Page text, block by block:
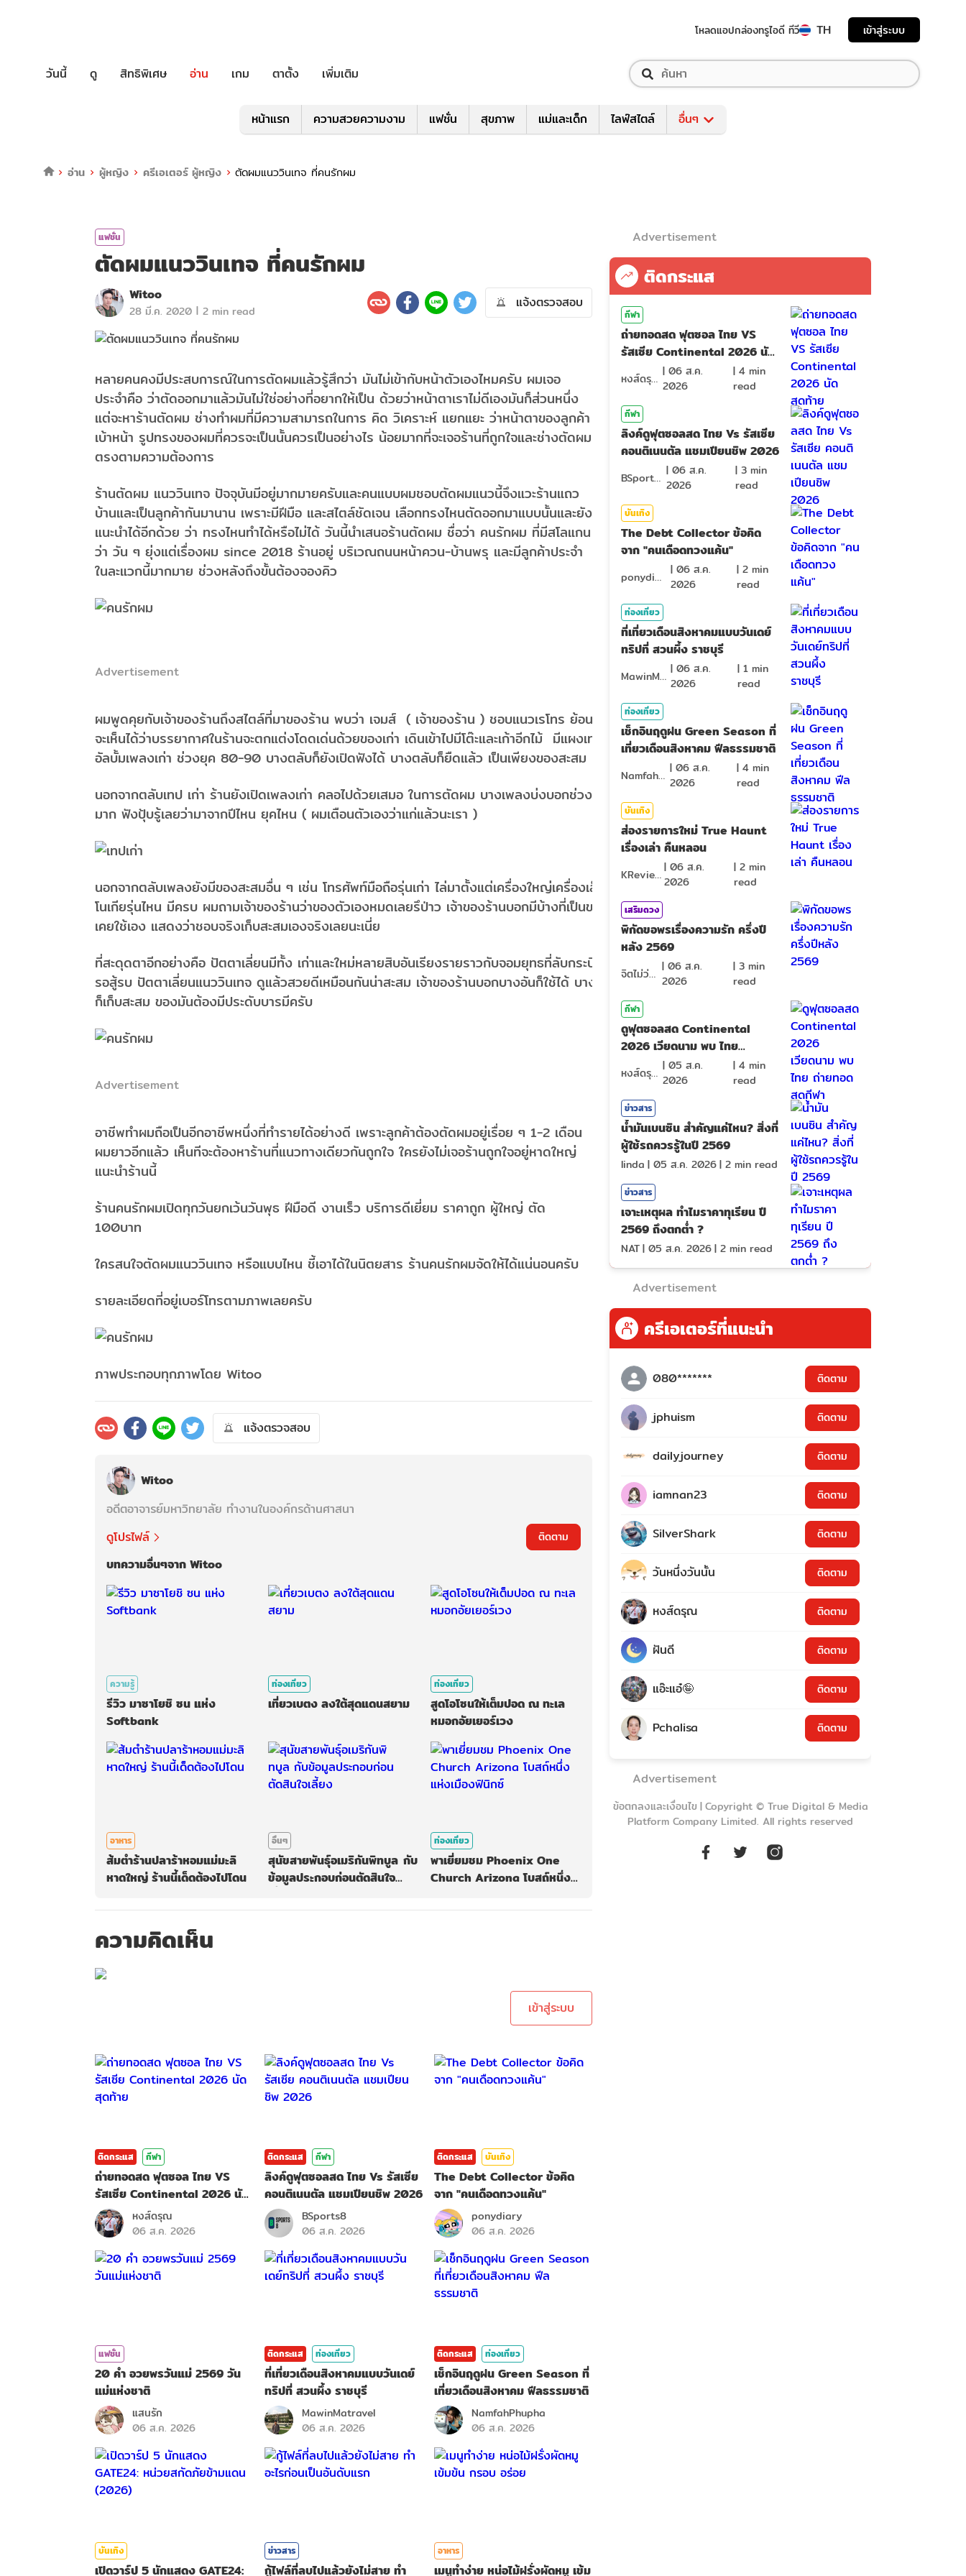
โหลดแอปกล่องทรูไอดี ทีวี TH เข้าสู่ระบบ
วันนี้ ดู สิทธิพิเศษ อ่าน เกม ตาตั้ง เพิ่มเติม
หน้าแรก ความสวยความงาม แฟชั่น สุขภาพ แม่และเด็ก ไลฟ์สไตล์ อื่นๆ
อ่าน ผู้หญิง ครีเอเตอร์ ผู้หญิง ตัดผมแนววินเทจ ที่คนรักผม
แฟชั่น
ตัดผมแนววินเทจ ที่คนรักผม
Witoo
28 มี.ค. 2020 | 2 min read แจ้งตรวจสอบ
หลายคนคงมีประสบการณ์ในการตัดผมแล้วรู้สึกว่า มันไม่เข้ากับหน้าตัวเองไหมครับ ผมเจอ
ประจำคือ ว่าตัดออกมาแล้วมันไม่ใช่อย่างที่อยากให้เป็น ด้วยว่าหน้าตาเราไม่ดีเองมันก็ส่วนหนึ่ง
แต่จะหาร้านตัดผม ช่างทำผมที่มีความสามารถในการ คิด วิเคราะห์ แยกแยะ ว่าหน้าตาของลูกค้า
เบ้าหน้า รูปทรงของผมที่ควรจะเป็นนั้นควรเป็นอย่างไร น้อยมากที่จะเจอร้านที่ถูกใจและช่างตัดผม
ตรงตามความต้องการ
ร้านตัดผม แนววินเทจ ปัจจุบันมีอยู่มากมายครับและคนแบบผมชอบตัดผมแนวนี้จึงแวะร้านแถว
บ้านและเป็นลูกค้ากันมานาน เพราะมีฝีมือ และสไตล์ชัดเจน เลือกทรงไหนตัดออกมาแบบนั้นและยัง
แนะนำได้อีกด้วย ว่า ทรงไหนทำได้หรือไม่ได้ วันนี้นำเสนอร้านตัดผม ชื่อว่า คนรักผม ที่มีสโลแกน
ว่า วัน ๆ ยุ่งแต่เรื่องผม since 2018 ร้านอยู่ บริเวณถนนหน้าควน-บ้านพรุ และมีลูกค้าประจำ
ในละแวกนี้มากมาย ช่วงหลังถึงขั้นต้องจองคิว
Advertisement
ผมพูดคุยกับเจ้าของร้านถึงสไตล์ที่มาของร้าน พบว่า เจมส์ ( เจ้าของร้าน ) ชอบแนวเรโทร ย้อนยุค
จะเห็นได้ว่าบรรยากาศในร้านจะตกแต่งโดดเด่นด้วยของเก่า เดินเข้าไปมีโต๊ะและเก้าอีกไม้ มีแผงเทป
อัลบั้มเพลงเก่า ช่วงยุค 80-90 บางตลับก็ยังเปิดฟังได้ บางตลับก็ยืดแล้ว เป็นเพียงของสะสม
นอกจากตลับเทป เก่า ร้านยังเปิดเพลงเก่า คลอไปด้วยเสมอ ในการตัดผม บางเพลงบ่งบอกช่วงอายุ
มาก ฟังปุ้บรู้เลยว่ามาจากปีไหน ยุคไหน ( ผมเตือนตัวเองว่าแก่แล้วนะเรา )
นอกจากตลับเพลงยังมีของสะสมอื่น ๆ เช่น โทรศัพท์มือถือรุ่นเก่า ไล่มาตั้งแต่เครื่องใหญ่เครื่องเล็ก
โนเกียรุ่นไหน มีครบ ผมถามเจ้าของร้านว่าของตัวเองหมดเลยรึป่าว เจ้าของร้านบอกมีบ้างที่เป็นของ
เคยใช้เอง แสดงว่าชอบจริงเก็บสะสมเองจริงเลยนะเนี่ย
ที่สะดุดตาอีกอย่างคือ ปัตตาเลี่ยนมีทั้ง เก่าและใหม่หลายสิบอันเรียงรายราวกับจอมยุทธที่ลับกระบี่ไว้
รอสู้รบ ปัตตาเลี่ยนแนววินเทจ ดูแล้วสวยดีเหมือนกันน่าสะสม เจ้าของร้านบอกบางอันก็ใช้ได้ บางอัน
ก็เก็บสะสม ของมันต้องมีประดับบารมีครับ
Advertisement
อาชีพทำผมถือเป็นอีกอาชีพหนึ่งที่ทำรายได้อย่างดี เพราะลูกค้าต้องตัดผมอยู่เรื่อย ๆ 1-2 เดือน
ผมยาวอีกแล้ว เห็นทีจะต้องหาร้านที่แนวทางเดียวกันถูกใจ ใครยังไม่เจอร้านถูกใจอยู่หาดใหญ่
แนะนำร้านนี้
ร้านคนรักผมเปิดทุกวันยกเว้นวันพุธ ฝีมือดี งานเร็ว บริการดีเยี่ยม ราคาถูก ผู้ใหญ่ ตัด
100บาท
ใครสนใจตัดผมแนววินเทจ หรือแบบไหน ชี้เอาได้ในนิตยสาร ร้านคนรักผมจัดให้ได้แน่นอนครับ
รายละเอียดที่อยู่เบอร์โทรตามภาพเลยครับ
ภาพประกอบทุกภาพโดย Witoo
แจ้งตรวจสอบ
Witoo
อดีตอาจารย์มหาวิทยาลัย ทำงานในองค์กรด้านศาสนา
ดูโปรไฟล์
ติดตาม
บทความอื่นๆจาก Witoo
ความรู้
รีวิว มาซาโยชิ ซน แห่ง
Softbank
ท่องเที่ยว
เที่ยวเบตง ลงใต้สุดแดนสยาม
ท่องเที่ยว
สูดโอโซนให้เต็มปอด ณ ทะเล
หมอกอัยเยอร์เวง
อาหาร
ส้มตำร้านปลาร้าหอมแม่มะลิ
หาดใหญ่ ร้านนี้เด็ดต้องไปโดน
อื่นๆ
สุนัขสายพันธุ์อเมริกันพิทบูล กับ
ข้อมูลประกอบก่อนตัดสินใจ
ท่องเที่ยว
พาเยี่ยมชม Phoenix One
Church Arizona โบสถ์หนึ่ง
ความคิดเห็น
เข้าสู่ระบบ
ติดกระแส กีฬา
ถ่ายทอดสด ฟุตซอล ไทย VS
รัสเซีย Continental 2026 นัด
สุดท้าย
หงส์ดรุณ
06 ส.ค. 2026
ติดกระแส กีฬา
ลิงค์ดูฟุตซอลสด ไทย Vs รัสเซีย
คอนติเนนตัล แชมเปียนชิพ 2026
BSports8
06 ส.ค. 2026
ติดกระแส บันเทิง
The Debt Collector ข้อคิด
จาก "คนเดือดทวงแค้น"
ponydiary
06 ส.ค. 2026
แฟชั่น
20 คำ อวยพรวันแม่ 2569 วัน
แม่แห่งชาติ
แสนรัก
06 ส.ค. 2026
ติดกระแส ท่องเที่ยว
ที่เที่ยวเดือนสิงหาคมแบบวันเดย์
ทริปที่ สวนผึ้ง ราชบุรี
MawinMatravel
06 ส.ค. 2026
ติดกระแส ท่องเที่ยว
เช็กอินฤดูฝน Green Season ที่
เที่ยวเดือนสิงหาคม ฟีลธรรมชาติ
NamfahPhupha
06 ส.ค. 2026
บันเทิง
เปิดวาร์ป 5 นักแสดง GATE24:
ข่าวสาร
กู้ไฟล์ที่ลบไปแล้วยังไม่สาย ทำ
อาหาร
เมนูทำง่าย หน่อไม้ฝรั่งผัดหมู เข้ม
Advertisement
ติดกระแส
กีฬา
ถ่ายทอดสด ฟุตซอล ไทย VS
รัสเซีย Continental 2026 นัด
สุดท้าย
หงส์ดรุณ | 06 ส.ค.
2026
| 4min
read
กีฬา
ลิงค์ดูฟุตซอลสด ไทย Vs รัสเซีย
คอนติเนนตัล แชมเปียนชิพ 2026
BSports8 |06 ส.ค.
2026
| 3min
read
บันเทิง
The Debt Collector ข้อคิด
จาก "คนเดือดทวงแค้น"
ponydiary | 06 ส.ค.
2026
|2 min
read
ท่องเที่ยว
ที่เที่ยวเดือนสิงหาคมแบบวันเดย์
ทริปที่ สวนผึ้ง ราชบุรี
MawinMatravel | 06 ส.ค.
2026
| 1min
read
ท่องเที่ยว
เช็กอินฤดูฝน Green Season ที่
เที่ยวเดือนสิงหาคม ฟีลธรรมชาติ
NamfahPhupha |06 ส.ค.
2026
| 4min
read
บันเทิง
ส่องรายการใหม่ True Haunt
เรื่องเล่า คืนหลอน
KReview|06 ส.ค.
2026
|2 min
read
เสริมดวง
พิกัดขอพรเรื่องความรัก ครึ่งปี
หลัง 2569
จิตไม่ว่าง |06 ส.ค.
2026
|3 min
read
กีฬา
ดูฟุตซอลสด Continental
2026 เวียดนาม พบ ไทย
ถ่ายทอดสดกีฬา
หงส์ดรุณ | 05 ส.ค.
2026
| 4min
read
ข่าวสาร
น้ำมันเบนซิน สำคัญแค่ไหน? สิ่งที่
ผู้ใช้รถควรรู้ในปี 2569
linda | 05 ส.ค. 2026| 2 min read
ข่าวสาร
เจาะเหตุผล ทำไมราคาทุเรียน ปี
2569 ถึงตกต่ำ ?
NAT| 05 ส.ค. 2026| 2 min read
Advertisement
ครีเอเตอร์ที่แนะนำ
080******* ติดตาม
jphuism ติดตาม
dailyjourney ติดตาม
iamnan23 ติดตาม
SilverShark ติดตาม
วันหนึ่งวันนั้น ติดตาม
หงส์ดรุณ ติดตาม
ฝันดี ติดตาม
แอ๊ะแอ๋🤪 ติดตาม
Pchalisa ติดตาม
Advertisement
ข้อตกลงและเงื่อนไข | Copyright © True Digital & Media
Platform Company Limited. All rights reserved